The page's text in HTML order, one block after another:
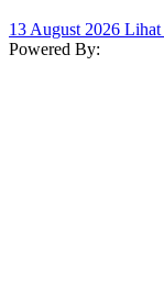
13 August 2026 Lihat
Powered By: